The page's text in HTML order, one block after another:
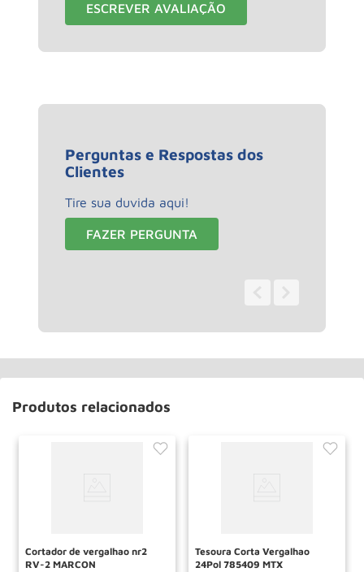
ESCREVER AVALIAÇÃO
Perguntas e Respostas dos
Clientes
Tire sua duvida aqui!
FAZER PERGUNTA
Produtos relacionados
Cortador de vergalhao nr2
RV-2 MARCON
Tesoura Corta Vergalhao
24Pol 785409 MTX